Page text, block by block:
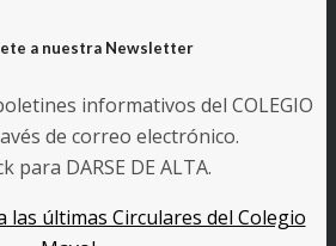
a nuestra Newsletter
informativos del COLEGIO
de correo electrónico.
para DARSE DE ALTA.